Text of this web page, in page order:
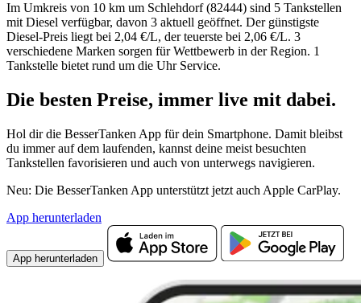
Im Umkreis von 10 km um Schlehdorf (82444) sind 5 Tankstellen
mit Diesel verfügbar, davon 3 aktuell geöffnet. Der günstigste
Diesel-Preis liegt bei 2,04 €/L, der teuerste bei 2,06 €/L. 3
verschiedene Marken sorgen für Wettbewerb in der Region. 1
Tankstelle bietet rund um die Uhr Service.
Die besten Preise, immer live mit dabei.
Hol dir die BesserTanken App für dein Smartphone. Damit bleibst
du immer auf dem laufenden, kannst deine meist besuchten
Tankstellen favorisieren und auch von unterwegs navigieren.
Neu: Die BesserTanken App unterstützt jetzt auch Apple CarPlay.
App herunterladen
App herunterladen